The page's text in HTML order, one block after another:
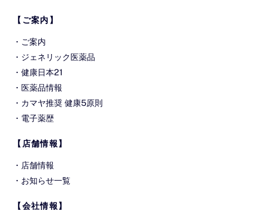
【ご案内】
・ ご案内
・ ジェネリック医薬品
・健康日本21
・医薬品情報
・ カマヤ推奨 健康5原則
・ 電子薬歴
【店舗情報】
・ 店舗情報
・ お知らせ一覧
【会社情報】